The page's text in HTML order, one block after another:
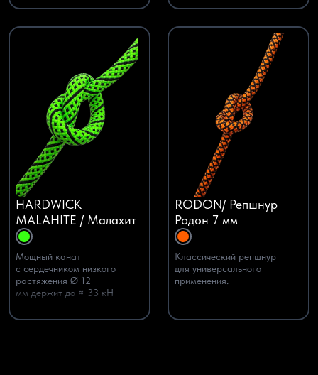
предсказуемая работа
износостойкость делают
для скалодромов, детских
парков и верёвочных
HARDWICK
MALAHITE / Малахит
Мощный канат
с сердечником низкого
растяжения Ø 12
мм держит до ≈ 33 кН
RODON/ Репшнур
Родон 7 мм
Классический репшнур
для универсального
применения.